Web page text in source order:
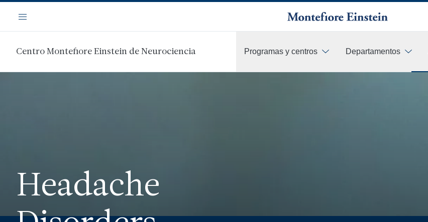
contenido
Navegación
Menú
Centro Montefiore Einstein de Neurociencia Programas y centros Departamentos
Headache